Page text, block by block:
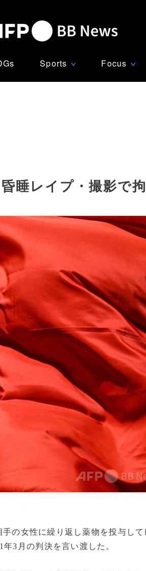
Sports ∨ Focus ∨
睡レイプ・撮影で
の女性に繰り返し薬物を投与して
3月の判決を言い渡した。